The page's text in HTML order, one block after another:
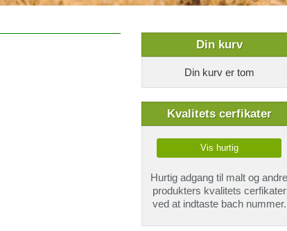
Din kurv
Din kurv er tom
Kvalitets cerfikater
Vis hurtig
Hurtig adgang til malt og andre
produkters kvalitets cerfikater
ved at indtaste bach nummer.